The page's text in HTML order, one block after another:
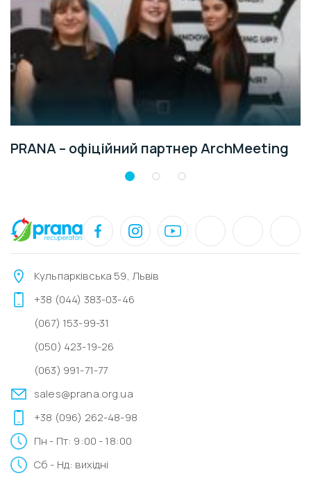
PRANA – офіційний партнер ArchMeeting
Кульпарківська 59, Львів
+38 (044) 383-03-46
(067) 153-99-31
(050) 423-19-26
(063) 991-71-77
sales@prana.org.ua
+38 (096) 262-48-98
Пн - Пт: 9:00 - 18:00
Сб - Нд: вихідні